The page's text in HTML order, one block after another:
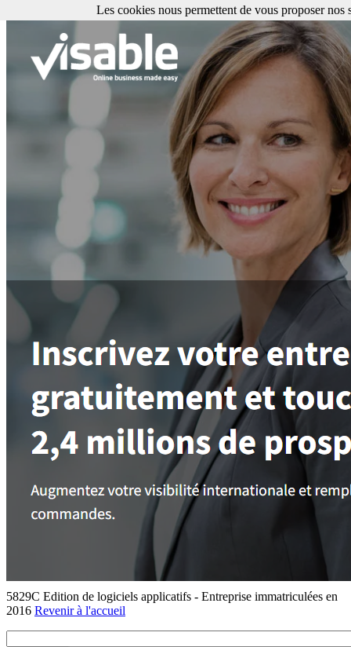
5829C Edition de logiciels applicatifs - Entreprise immatriculées en
2016 Revenir à l'accueil
Les cookies nous permettent de vous proposer